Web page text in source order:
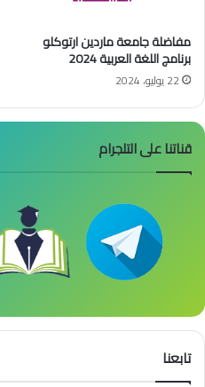
مفاضلة جامعة ماردين ارتوكلو
برنامج اللغة العربية 2024
22 يوليو، 2024
قناتنا على التلجرام
تابعنا